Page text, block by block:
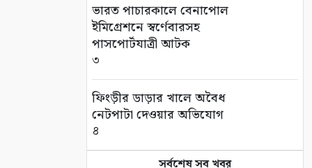
ভারত পাচারকালে বেনাপোল
ইমিগ্রেশনে স্বর্ণেবারসহ
পাসপোর্টযাত্রী আটক
৩
ফিংড়ীর ডাড়ার খালে অবৈধ
নেটপাটা দেওয়ার অভিযোগ
৪
সর্বশেষ সব খবর